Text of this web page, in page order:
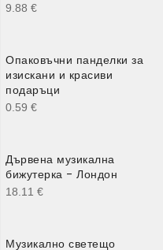
9.88 €
Опаковъчни панделки за
изискани и красиви
подаръци
0.59 €
Дървена музикална
бижутерка - Лондон
18.11 €
Музикално светещо